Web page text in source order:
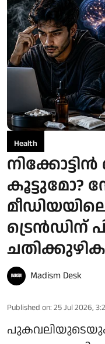
Health
കൂട്ടുമോ?
ട്രെൻഡിന്
Madism Desk
Published on: 25 Jul 2026,
പുകവലിയുടെയും